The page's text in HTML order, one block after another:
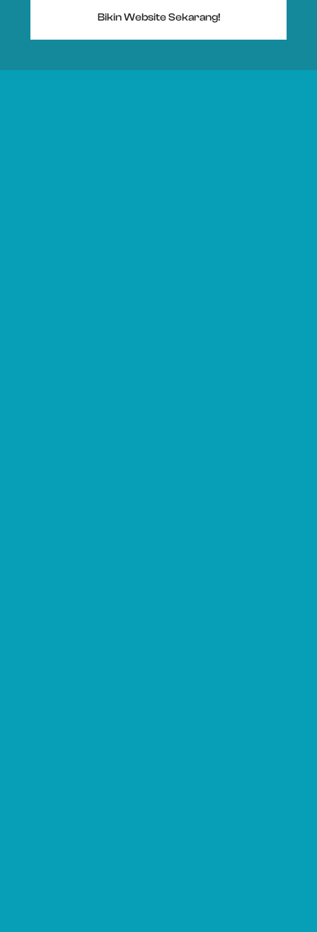
Bikin Website Sekarang!